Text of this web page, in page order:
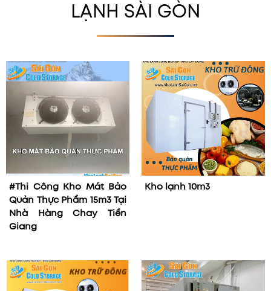
LẠNH SÀI GÒN
#Thi Công Kho Mát Bảo
Quản Thực Phẩm 15m3 Tại
Nhà Hàng Chay Tiền
Giang
Kho lạnh 10m3